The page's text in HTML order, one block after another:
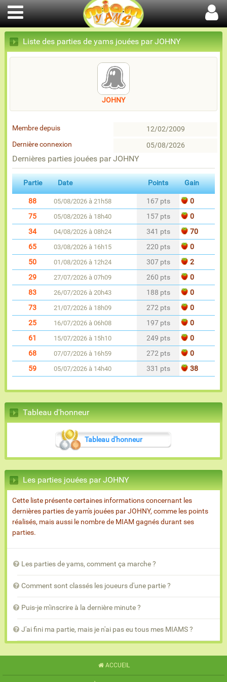
Liste des parties de yams jouées par JOHNY
JOHNY
Membre depuis
12/02/2009
Dernière connexion
05/08/2026
Dernières parties jouées par JOHNY
Partie Date Points Gain
88 05/08/2026 à 21h58 167 pts
0
75
05/08/2026 à 18h40 157 pts
0
34
04/08/2026 à 08h24 341 pts
70
65
03/08/2026 à 16h15 220 pts
0
50
01/08/2026 à 12h24 307 pts
2
29
27/07/2026 à 07h09 260 pts
0
83
26/07/2026 à 20h43 188 pts
0
73
21/07/2026 à 18h09 272 pts
0
25
16/07/2026 à 06h08 197 pts
0
61
15/07/2026 à 15h10 249 pts
0
68
07/07/2026 à 16h59 272 pts
0
59
05/07/2026 à 14h40 331 pts 38
Tableau d'honneur
Tableau d'honneur
Les parties jouées par JOHNY
Cette liste présente certaines informations concernant les
dernières parties de yam's jouées par JOHNY, comme les points
réalisés, mais aussi le nombre de MIAM gagnés durant ses
parties.
Les parties de yams, comment ça marche ?
Comment sont classés les joueurs d'une partie ?
Puis-je m'inscrire à la dernière minute ?
J'ai fini ma partie, mais je n'ai pas eu tous mes MIAMS ?
ACCUEIL